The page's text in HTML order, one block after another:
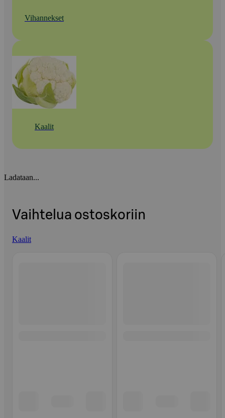
Vihannekset
Kaalit
Ladataan...
Vaihtelua ostoskoriin
Kaalit